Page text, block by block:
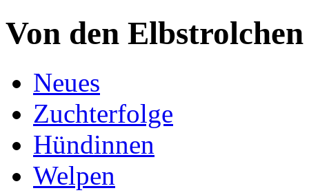
Von den Elbstrolchen
Neues
Zuchterfolge
Hündinnen
Welpen